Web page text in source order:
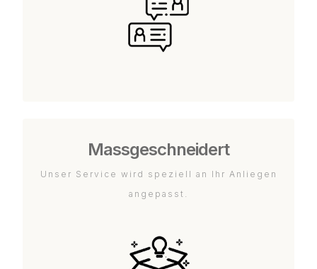
Massgeschneidert
Unser Service wird speziell an Ihr Anliegen
angepasst.